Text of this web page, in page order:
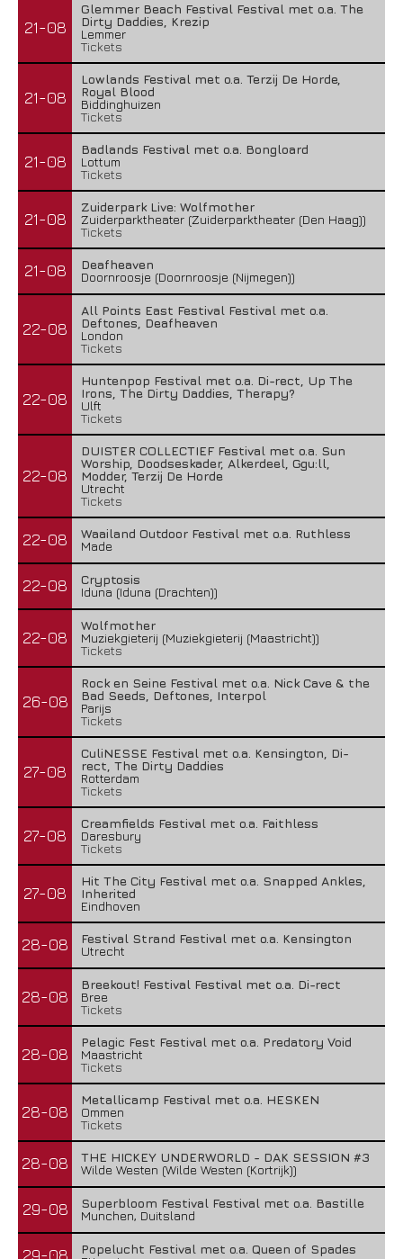
21-08
Glemmer Beach Festival Festival met o.a. The
Dirty Daddies, Krezip
Lemmer
Tickets
21-08
Lowlands Festival met o.a. Terzij De Horde,
Royal Blood
Biddinghuizen
Tickets
21-08
Badlands Festival met o.a. Bongloard
Lottum
Tickets
21-08
Zuiderpark Live: Wolfmother
Zuiderparktheater (Zuiderparktheater (Den Haag))
Tickets
21-08
Deafheaven
Doornroosje (Doornroosje (Nijmegen))
22-08
All Points East Festival Festival met o.a.
Deftones, Deafheaven
London
Tickets
22-08
Huntenpop Festival met o.a. Di-rect, Up The
Irons, The Dirty Daddies, Therapy?
Ulft
Tickets
22-08
DUISTER COLLECTIEF Festival met o.a. Sun
Worship, Doodseskader, Alkerdeel, Ggu:ll,
Modder, Terzij De Horde
Utrecht
Tickets
22-08
Waailand Outdoor Festival met o.a. Ruthless
Made
22-08
Cryptosis
Iduna (Iduna (Drachten))
22-08
Wolfmother
Muziekgieterij (Muziekgieterij (Maastricht))
Tickets
26-08
Rock en Seine Festival met o.a. Nick Cave & the
Bad Seeds, Deftones, Interpol
Parijs
Tickets
27-08
CuliNESSE Festival met o.a. Kensington, Di-
rect, The Dirty Daddies
Rotterdam
Tickets
27-08
Creamfields Festival met o.a. Faithless
Daresbury
Tickets
27-08
Hit The City Festival met o.a. Snapped Ankles,
Inherited
Eindhoven
28-08
Festival Strand Festival met o.a. Kensington
Utrecht
28-08
Breekout! Festival Festival met o.a. Di-rect
Bree
Tickets
28-08
Pelagic Fest Festival met o.a. Predatory Void
Maastricht
Tickets
28-08
Metallicamp Festival met o.a. HESKEN
Ommen
Tickets
28-08
THE HICKEY UNDERWORLD - DAK SESSION #3
Wilde Westen (Wilde Westen (Kortrijk))
29-08
Superbloom Festival Festival met o.a. Bastille
Munchen, Duitsland
29-08
Popelucht Festival met o.a. Queen of Spades